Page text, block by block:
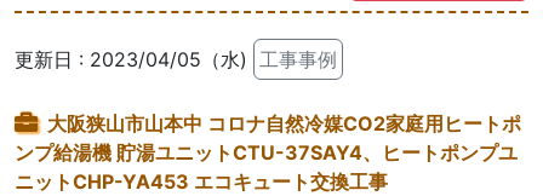
更新日 : 2023/04/05（水) 工事事例
大阪狭山市山本中 コロナ自然冷媒CO2家庭用ヒートポ
ンプ給湯機 貯湯ユニットCTU-37SAY4、ヒートポンプユ
ニットCHP-YA453 エコキュート交換工事